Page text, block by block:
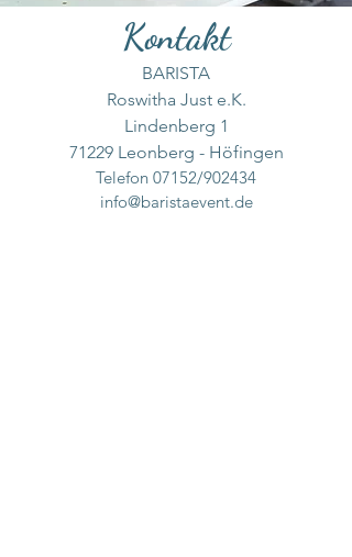
Kontakt
BARISTA
Roswitha Just e.K.
Lindenberg 1
71229 Leonberg - Höfingen
Telefon 07152/902434
info@baristaevent.de